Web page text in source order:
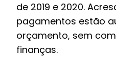
de 2019 e 2020.
pagamentos estão
orçamento, sem
finanças.